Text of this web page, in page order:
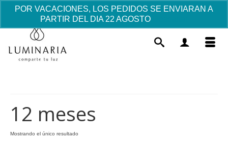
POR VACACIONES, LOS PEDIDOS SE ENVIARAN A
PARTIR DEL DIA 22 AGOSTO
12 meses
Mostrando el único resultado